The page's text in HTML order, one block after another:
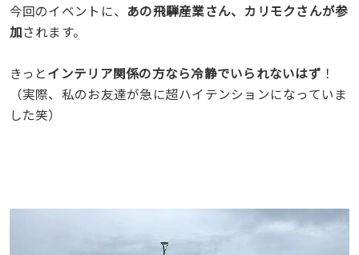
今回のイベントに、 あの飛騨産業さん、カリモクさんが参
加されます。
きっとインテリア関係の方なら冷静でいられないはず ！
（実際、私のお友達が急に超ハイテンションになっていま
した笑）